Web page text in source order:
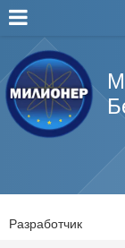
Разработчик